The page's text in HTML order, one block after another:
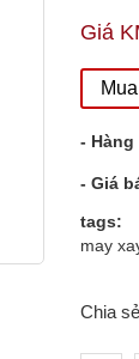
Giá
-
- Giá
tags:
may
Chia